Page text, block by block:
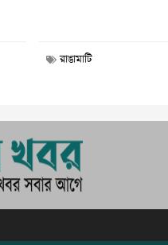
রাঙামাটি